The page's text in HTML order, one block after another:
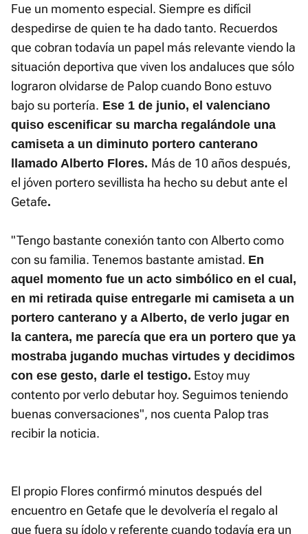
Fue un momento especial. Siempre es difícil
despedirse de quien te ha dado tanto. Recuerdos
que cobran todavía un papel más relevante viendo la
situación deportiva que viven los andaluces que sólo
lograron olvidarse de Palop cuando Bono estuvo
bajo su portería. Ese 1 de junio, el valenciano
quiso escenificar su marcha regalándole una
camiseta a un diminuto portero canterano
llamado Alberto Flores. Más de 10 años después,
el jóven portero sevillista ha hecho su debut ante el
Getafe.
"Tengo bastante conexión tanto con Alberto como
con su familia. Tenemos bastante amistad. En
aquel momento fue un acto simbólico en el cual,
en mi retirada quise entregarle mi camiseta a un
portero canterano y a Alberto, de verlo jugar en
la cantera, me parecía que era un portero que ya
mostraba jugando muchas virtudes y decidimos
con ese gesto, darle el testigo. Estoy muy
contento por verlo debutar hoy. Seguimos teniendo
buenas conversaciones", nos cuenta Palop tras
recibir la noticia.
El propio Flores confirmó minutos después del
encuentro en Getafe que le devolvería el regalo al
que fuera su ídolo y referente cuando todavía era un